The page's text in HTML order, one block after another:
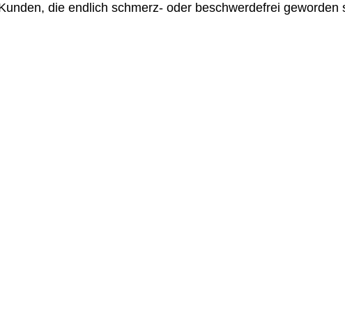
die endlich schmerz- oder beschwerdefrei geworden